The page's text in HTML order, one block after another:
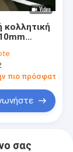
κολλητική
Aramid
πιο πρόσφατη
σας